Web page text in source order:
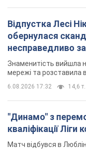
Відпустка Лесі
обернулася
несправедливо
Знаменитість вийшла
мережі та розставила
6.08.2026 17:32 14,6 т.
"Динамо" з
кваліфікації Ліги
Матч відбувся в